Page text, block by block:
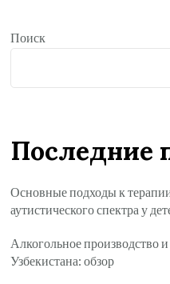
Поиск
Последние
Основные подходы к
аутистического спектра у
Алкогольное производство
Узбекистана: обзор